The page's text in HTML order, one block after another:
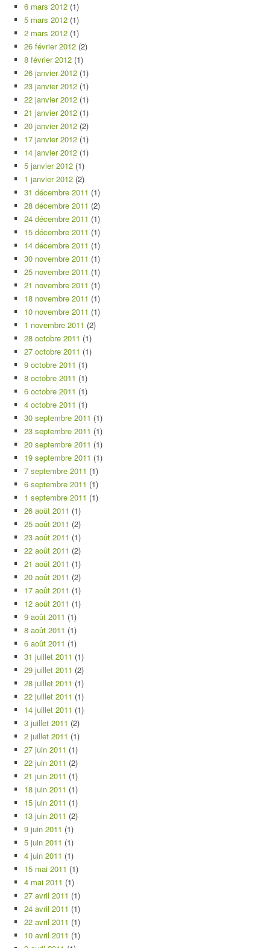
6 mars 2012 (1)
5 mars 2012 (1)
2 mars 2012 (1)
26 février 2012 (2)
8 février 2012 (1)
26 janvier 2012 (1)
23 janvier 2012 (1)
22 janvier 2012 (1)
21 janvier 2012 (1)
20 janvier 2012 (2)
17 janvier 2012 (1)
14 janvier 2012 (1)
5 janvier 2012 (1)
1 janvier 2012 (2)
31 décembre 2011 (1)
28 décembre 2011 (2)
24 décembre 2011 (1)
15 décembre 2011 (1)
14 décembre 2011 (1)
30 novembre 2011 (1)
25 novembre 2011 (1)
21 novembre 2011 (1)
18 novembre 2011 (1)
10 novembre 2011 (1)
1 novembre 2011 (2)
28 octobre 2011 (1)
27 octobre 2011 (1)
9 octobre 2011 (1)
8 octobre 2011 (1)
6 octobre 2011 (1)
4 octobre 2011 (1)
30 septembre 2011 (1)
23 septembre 2011 (1)
20 septembre 2011 (1)
19 septembre 2011 (1)
7 septembre 2011 (1)
6 septembre 2011 (1)
1 septembre 2011 (1)
26 août 2011 (1)
25 août 2011 (2)
23 août 2011 (1)
22 août 2011 (2)
21 août 2011 (1)
20 août 2011 (2)
17 août 2011 (1)
12 août 2011 (1)
9 août 2011 (1)
8 août 2011 (1)
6 août 2011 (1)
31 juillet 2011 (1)
29 juillet 2011 (2)
28 juillet 2011 (1)
22 juillet 2011 (1)
14 juillet 2011 (1)
3 juillet 2011 (2)
2 juillet 2011 (1)
27 juin 2011 (1)
22 juin 2011 (2)
21 juin 2011 (1)
18 juin 2011 (1)
15 juin 2011 (1)
13 juin 2011 (2)
9 juin 2011 (1)
5 juin 2011 (1)
4 juin 2011 (1)
15 mai 2011 (1)
4 mai 2011 (1)
27 avril 2011 (1)
24 avril 2011 (1)
22 avril 2011 (1)
10 avril 2011 (1)